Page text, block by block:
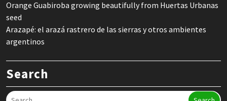
Orange Guabiroba growing beautifully from Huertas Urbanas
seed
Arazapé: el arazá rastrero de las sierras y otros ambientes
argentinos
Search